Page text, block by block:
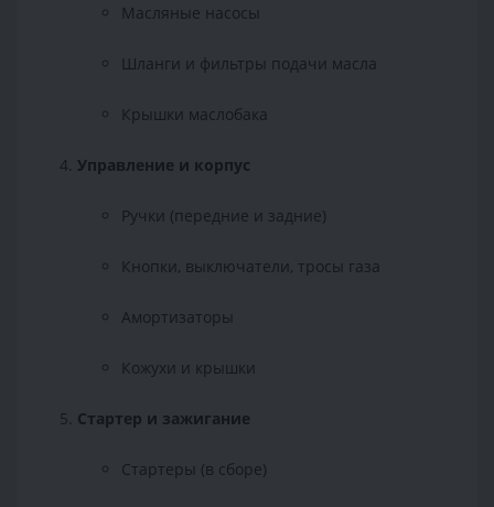
Масляные насосы
Шланги и фильтры подачи масла
Крышки маслобака
Управление и корпус
Ручки (передние и задние)
Кнопки, выключатели, тросы газа
Амортизаторы
Кожухи и крышки
Стартер и зажигание
Стартеры (в сборе)